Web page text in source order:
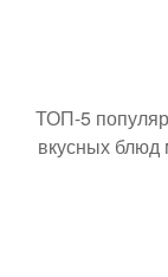
ТОП-5
вкусных